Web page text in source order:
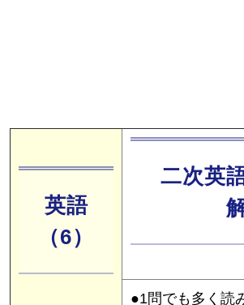
英語
（6）
二次英
●1問でも多く読